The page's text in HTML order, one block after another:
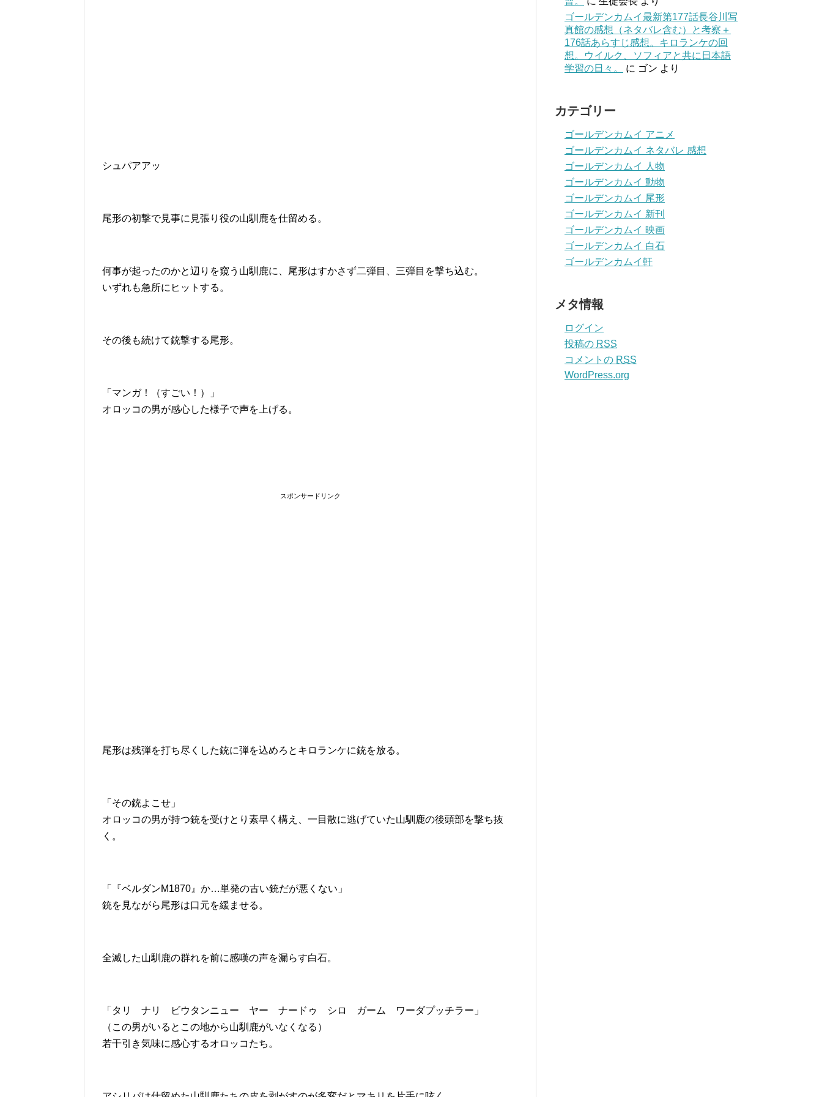
シュパアアッ
尾形の初撃で見事に見張り役の山馴鹿を仕留める。
何事が起ったのかと辺りを窺う山馴鹿に、尾形はすかさず二弾目、三弾目を撃ち込む。
いずれも急所にヒットする。
その後も続けて銃撃する尾形。
「マンガ！（すごい！）」
オロッコの男が感心した様子で声を上げる。
スポンサードリンク
尾形は残弾を打ち尽くした銃に弾を込めろとキロランケに銃を放る。
「その銃よこせ」
オロッコの男が持つ銃を受けとり素早く構え、一目散に逃げていた山馴鹿の後頭部を撃ち抜
く。
「『ベルダンM1870』か…単発の古い銃だが悪くない」
銃を見ながら尾形は口元を緩ませる。
全滅した山馴鹿の群れを前に感嘆の声を漏らす白石。
「タリ ナリ ビウタンニュー ヤー ナードゥ シロ ガーム ワーダプッチラー」
（この男がいるとこの地から山馴鹿がいなくなる）
若干引き気味に感心するオロッコたち。
ゴールデンカムイ最新第177話長谷川写
真館の感想（ネタバレ含む）と考察＋
176話あらすじ感想。キロランケの回
想。ウイルク、ソフィアと共に日本語
学習の日々。
に ゴン より
カテゴリー
ゴールデンカムイ アニメ
ゴールデンカムイ ネタバレ 感想
ゴールデンカムイ 人物
ゴールデンカムイ 動物
ゴールデンカムイ 尾形
ゴールデンカムイ 新刊
ゴールデンカムイ 映画
ゴールデンカムイ 白石
ゴールデンカムイ軒
メタ情報
ログイン
投稿の RSS
コメントの RSS
WordPress.org